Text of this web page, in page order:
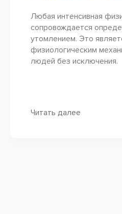
Любая интенсивная
сопровождается
утомлением. Это
физиологическим
людей без исключения.
Читать далее